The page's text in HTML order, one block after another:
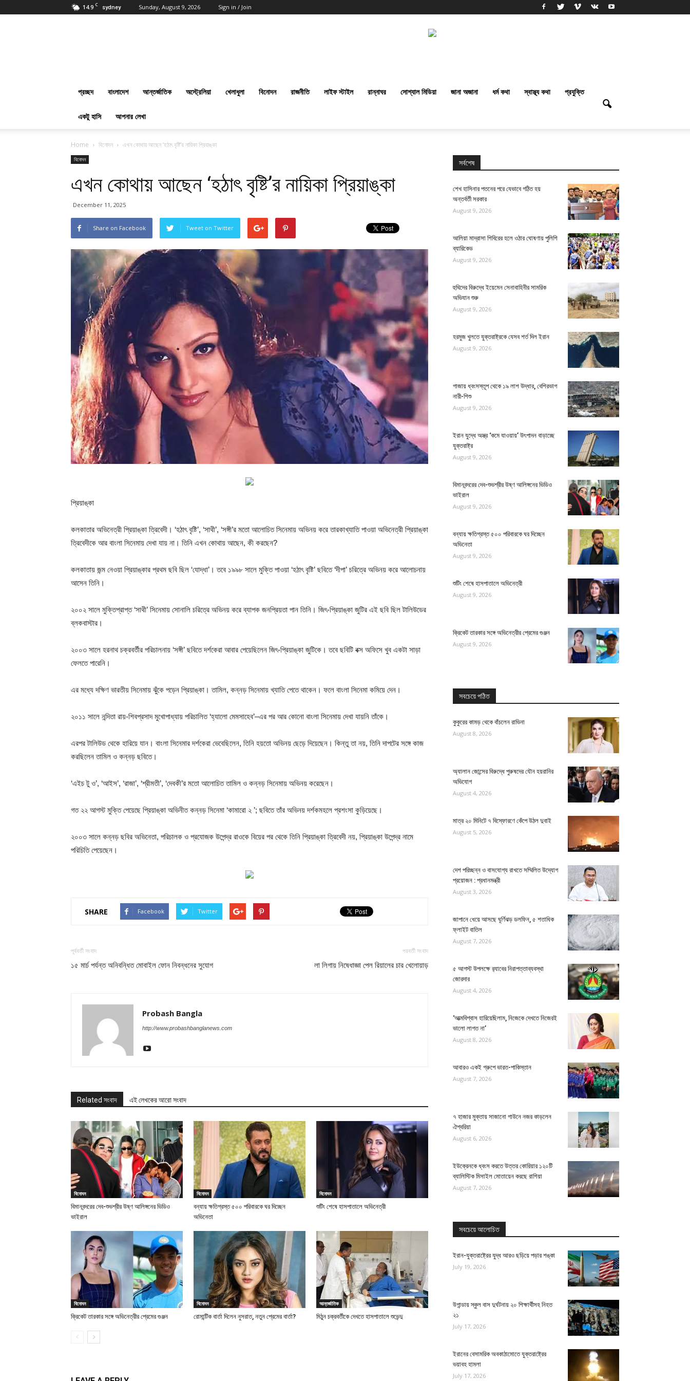
14.9 C sydney Sunday, August 9, 2026 Sign in / Join
Bangla
প্রচ্ছদ বাংলাদেশ আন্তর্জাতিক অস্ট্রেলিয়া খেলাধুলা বিনোদন রাজনীতি লাইফ স্টাইল রান্নাঘর সোশ্যাল মিডিয়া জানা অজানা ধর্ম কথা স্বাস্থ্য কথা প্রযুক্তি
একটু হাসি আপনার লেখা
Home বিনোদন এখন কোথায় আছেন ‘হঠাৎ বৃষ্টি’র নায়িকা প্রিয়াঙ্কা
বিনোদন
এখন কোথায় আছেন ‘হঠাৎ বৃষ্টি’র নায়িকা প্রিয়াঙ্কা
December 11, 2025
Share on Facebook Tweet on Twitter
প্রিয়াঙ্কা
কলকাতার অভিনেত্রী প্রিয়াঙ্কা ত্রিবেদী। ‘হঠাৎ বৃষ্টি’, ‘সাথী’, ‘সঙ্গী’র মতো আলোচিত সিনেমায় অভিনয় করে তারকাখ্যাতি পাওয়া অভিনেত্রী প্রিয়াঙ্কা
ত্রিবেদীকে আর বাংলা সিনেমায় দেখা যায় না। তিনি এখন কোথায় আছেন, কী করছেন?
কলকাতায় জন্ম নেওয়া প্রিয়াঙ্কার প্রথম ছবি ছিল ‘যোদ্ধা’। তবে ১৯৯৮ সালে মুক্তি পাওয়া ‘হঠাৎ বৃষ্টি’ ছবিতে ‘দীপা’ চরিত্রে অভিনয় করে আলোচনায়
আসেন তিনি।
২০০২ সালে মুক্তিপ্রাপ্ত ‘সাথী’ সিনেমায় সোনালি চরিত্রে অভিনয় করে ব্যাপক জনপ্রিয়তা পান তিনি। জিৎ-প্রিয়াঙ্কা জুটির এই ছবি ছিল টালিউডের
ব্লকবাস্টার।
২০০৩ সালে হরনাথ চক্রবর্তীর পরিচালনায় ‘সঙ্গী’ ছবিতে দর্শকেরা আবার পেয়েছিলেন জিৎ-প্রিয়াঙ্কা জুটিকে। তবে ছবিটি বক্স অফিসে খুব একটা সাড়া
ফেলতে পারেনি।
এর মধ্যে দক্ষিণ ভারতীয় সিনেমায় ঝুঁকে পড়েন প্রিয়াঙ্কা। তামিল, কন্নড় সিনেমায় খ্যাতি পেতে থাকেন। ফলে বাংলা সিনেমা কমিয়ে দেন।
২০১১ সালে নন্দিতা রায়-শিবপ্রসাদ মুখোপাধ্যায় পরিচালিত ‘হ্যালো মেমসাহেব’–এর পর আর কোনো বাংলা সিনেমায় দেখা যায়নি তাঁকে।
এরপর টালিউড থেকে হারিয়ে যান। বাংলা সিনেমার দর্শকেরা ভেবেছিলেন, তিনি হয়তো অভিনয় ছেড়ে দিয়েছেন। কিন্তু তা নয়, তিনি দাপটের সঙ্গে কাজ
করছিলেন তামিল ও কন্নড় ছবিতে।
‘এইচ টু ও’, ‘আইস’, ‘রাজা’, ‘শ্রীমতী’, ‘দেবকী’র মতো আলোচিত তামিল ও কন্নড় সিনেমায় অভিনয় করেছেন।
গত ২২ আগস্ট মুক্তি পেয়েছে প্রিয়াঙ্কা অভিনীত কন্নড় সিনেমা ‘কামারো ২ ’; ছবিতে তাঁর অভিনয় দর্শকমহলে প্রশংসা কুড়িয়েছে।
২০০৩ সালে কন্নড় ছবির অভিনেতা, পরিচালক ও প্রযোজক উপেন্দ্র রাওকে বিয়ের পর থেকে তিনি প্রিয়াঙ্কা ত্রিবেদী নয়, প্রিয়াঙ্কা উপেন্দ্র নামে
পরিচিতি পেয়েছেন।
SHARE Facebook Twitter
পূর্ববর্তী সংবাদ
১৫ মার্চ পর্যন্ত অনিবন্ধিত মোবাইল ফোন নিবন্ধনের সুযোগ
পরবর্তী সংবাদ
লা লিগায় নিষেধাজ্ঞা পেল রিয়ালের চার খেলোয়াড়
Probash Bangla
http://www.probashbanglanews.com
Related সংবাদ এই লেখকের আরো সংবাদ
বিনোদন
বিমানবন্দরের দেব-শুভশ্রীর উষ্ণ আলিঙ্গনের ভিডিও
ভাইরাল
বিনোদন
বন্যায় ক্ষতিগ্রস্ত ৫০০ পরিবারকে ঘর দিচ্ছেন
অভিনেতা
বিনোদন
শুটিং শেষে হাসপাতালে অভিনেত্রী
বিনোদন
ক্রিকেট তারকার সঙ্গে অভিনেত্রীর প্রেমের গুঞ্জন
বিনোদন
রোমান্টিক বার্তা দিলেন নুসরাত, নতুন প্রেমের বার্তা?
আন্তর্জাতিক
মিঠুন চক্রবর্তীকে দেখতে হাসপাতালে শুভেন্দু
সর্বশেষ
শেখ হাসিনার পতনের পরে যেভাবে গঠিত হয়
অন্তর্বর্তী সরকার
August 9, 2026
আলিয়া মাদ্রাসা শিবিরের হলে ওঠার ঘোষণায় পুলিশি
ব্যারিকেড
August 9, 2026
হুথিদের বিরুদ্ধে ইয়েমেন সেনাবাহিনীর সামরিক
অভিযান শুরু
August 9, 2026
হরমুজ খুলতে যুক্তরাষ্ট্রকে যেসব শর্ত দিল ইরান
August 9, 2026
গাজায় ধ্বংসস্তূপ থেকে ১৯ লাশ উদ্ধার, বেশিরভাগ
নারী-শিশু
August 9, 2026
ইরান যুদ্ধে অস্ত্র ‘কমে যাওয়ায়’ উৎপাদন বাড়াচ্ছে
যুক্তরাষ্ট্র
August 9, 2026
বিমানবন্দরের দেব-শুভশ্রীর উষ্ণ আলিঙ্গনের ভিডিও
ভাইরাল
August 9, 2026
বন্যায় ক্ষতিগ্রস্ত ৫০০ পরিবারকে ঘর দিচ্ছেন
অভিনেতা
August 9, 2026
শুটিং শেষে হাসপাতালে অভিনেত্রী
August 9, 2026
ক্রিকেট তারকার সঙ্গে অভিনেত্রীর প্রেমের গুঞ্জন
August 9, 2026
সবচেয়ে পঠিত
কুকুরের কামড় থেকে বাঁচলেন রাভিনা
August 8, 2026
অ্যালান জোন্সের বিরুদ্ধে পুরুষদের যৌন হয়রানির
অভিযোগ
August 4, 2026
মাত্র ২০ মিনিটে ৭ বিস্ফোরণে কেঁপে উঠল দুবাই
August 5, 2026
দেশ পরিচ্ছন্ন ও বাসযোগ্য রাখতে সম্মিলিত উদ্যোগ
প্রয়োজন : প্রধানমন্ত্রী
August 3, 2026
জাপানে ধেয়ে আসছে ঘূর্ণিঝড় ডলফিন, ৫ শতাধিক
ফ্লাইট বাতিল
August 7, 2026
৫ আগস্ট উপলক্ষে র‌্যাবের নিরাপত্তাব্যবস্থা
জোরদার
August 4, 2026
‘আত্মবিশ্বাস হারিয়েছিলাম, নিজেকে দেখতে নিজেরই
ভালো লাগত না’
August 8, 2026
আবারও একই গ্রুপে ভারত-পাকিস্তান
August 7, 2026
৭ হাজার মুক্তায় সাজানো গাউনে নজর কাড়লেন
ঐশ্বরিয়া
August 6, 2026
ইউক্রেনকে ধ্বংস করতে উত্তর কোরিয়ার ১২০টি
ব্যালিস্টিক মিসাইল মোতায়েন করছে রাশিয়া
August 7, 2026
সবচেয়ে আলোচিত
ইরান-যুক্তরাষ্ট্রের যুদ্ধ আরও ছড়িয়ে পড়ার শঙ্কা
July 19, 2026
উগান্ডায় স্কুল বাস দুর্ঘটনায় ২০ শিক্ষার্থীসহ নিহত
২১
July 17, 2026
ইরানের বেসামরিক অবকাঠামোতে যুক্তরাষ্ট্রের
ভয়াবহ হামলা
July 17, 2026